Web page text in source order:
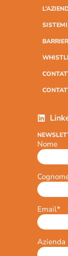
Nome
Email*
Azienda